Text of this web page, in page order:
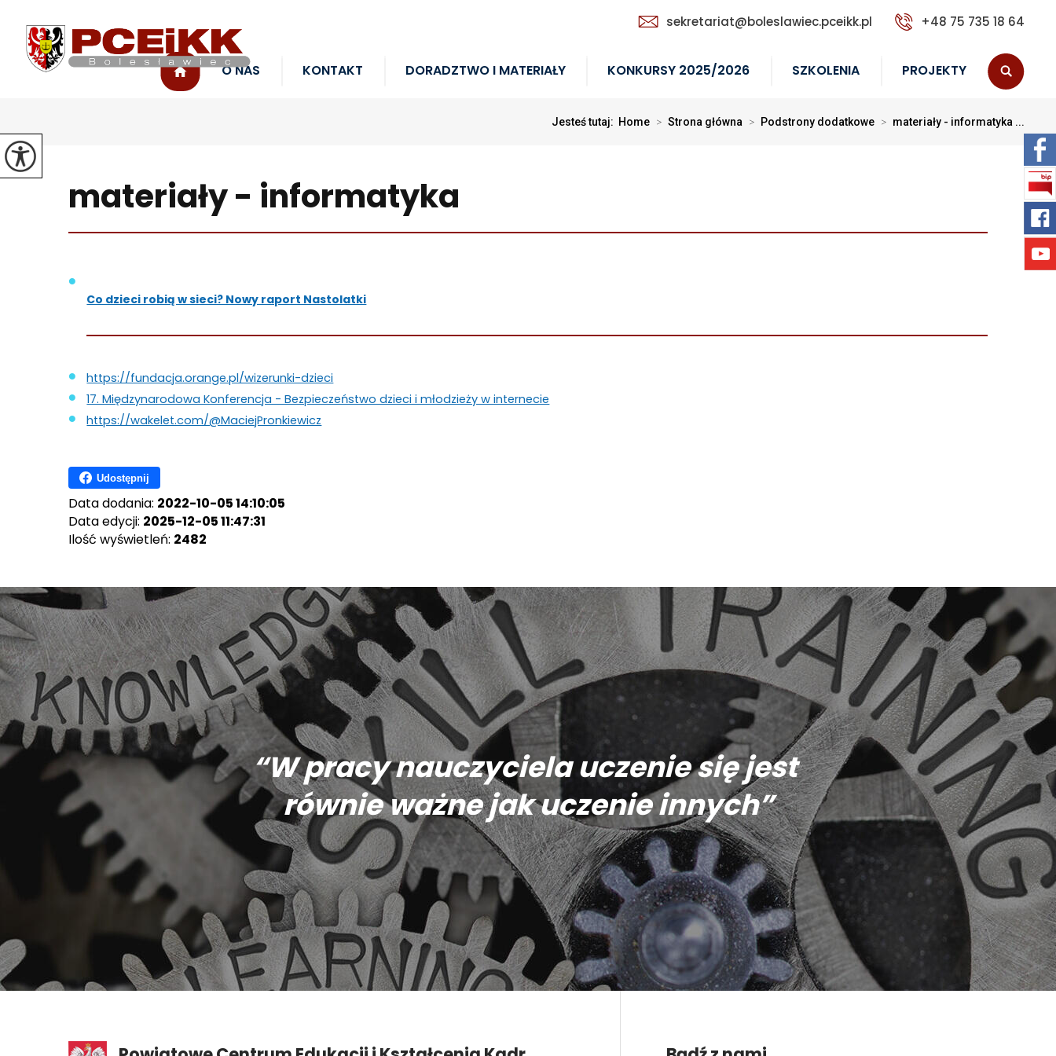
sekretariat@boleslawiec.pceikk.pl +48 75 735 18 64
O NAS KONTAKT DORADZTWO I MATERIAŁY KONKURSY 2025/2026 SZKOLENIA PROJEKTY
Jesteś tutaj: Home > Strona główna > Podstrony dodatkowe > materiały - informatyka ...
materiały - informatyka
Co dzieci robią w sieci? Nowy raport Nastolatki
https://fundacja.orange.pl/wizerunki-dzieci
17. Międzynarodowa Konferencja - Bezpieczeństwo dzieci i młodzieży w internecie
https://wakelet.com/@MaciejPronkiewicz
Udostępnij
Data dodania: 2022-10-05 14:10:05
Data edycji: 2025-12-05 11:47:31
Ilość wyświetleń: 2482
“W pracy nauczyciela uczenie się jest
równie ważne jak uczenie innych”